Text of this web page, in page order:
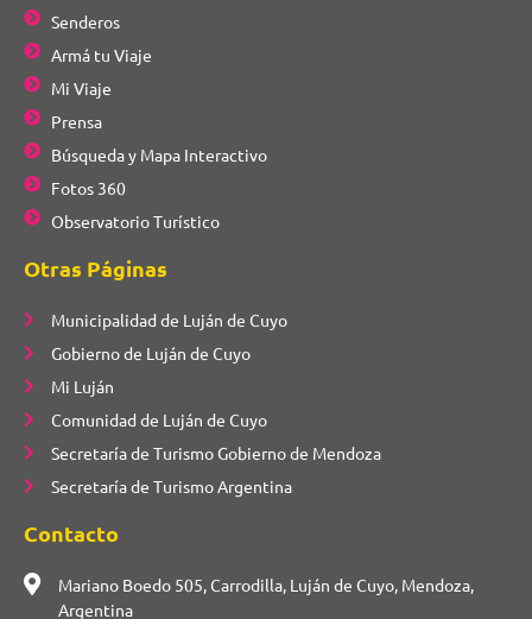
Senderos
Armá tu Viaje
Mi Viaje
Prensa
Búsqueda y Mapa Interactivo
Fotos 360
Observatorio Turístico
Otras Páginas
Municipalidad de Luján de Cuyo
Gobierno de Luján de Cuyo
Mi Luján
Comunidad de Luján de Cuyo
Secretaría de Turismo Gobierno de Mendoza
Secretaría de Turismo Argentina
Contacto
Mariano Boedo 505, Carrodilla, Luján de Cuyo, Mendoza,
Argentina